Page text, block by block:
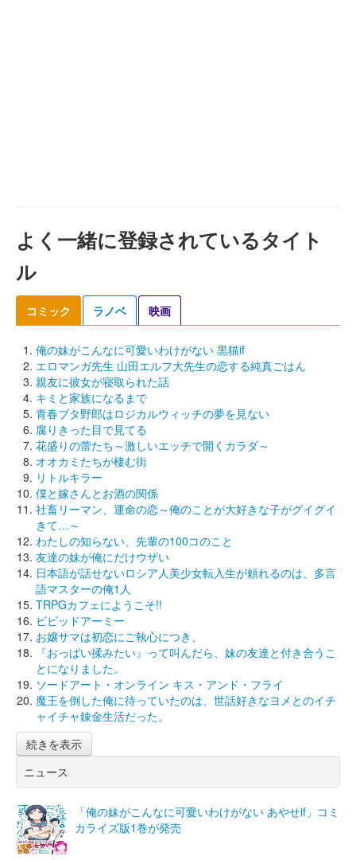
よく一緒に登録されているタイト
ル
コミック ラノベ 映画
俺の妹がこんなに可愛いわけがない 黒猫if
エロマンガ先生 山田エルフ大先生の恋する純真ごはん
親友に彼女が寝取られた話
キミと家族になるまで
青春ブタ野郎はロジカルウィッチの夢を見ない
腐りきった目で見てる
花盛りの蕾たち～激しいエッチで開くカラダ～
オオカミたちが棲む街
リトルキラー
僕と嫁さんとお酒の関係
社畜リーマン、運命の恋～俺のことが大好きな子がグイグイ
きて…～
わたしの知らない、先輩の100コのこと
友達の妹が俺にだけウザい
日本語が話せないロシア人美少女転入生が頼れるのは、多言
語マスターの俺1人
TRPGカフェにようこそ!!
ビビッドアーミー
お嬢サマは初恋にご執心につき、
『おっぱい揉みたい』って叫んだら、妹の友達と付き合うこ
とになりました。
ソードアート・オンライン キス・アンド・フライ
魔王を倒した俺に待っていたのは、世話好きなヨメとのイチ
ャイチャ錬金生活だった。
続きを表示
ニュース
「俺の妹がこんなに可愛いわけがない あやせif」コミ
カライズ版1巻が発売